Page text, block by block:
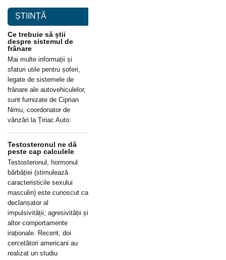
ȘTIINȚĂ
Ce trebuie să știi
despre sistemul de
frânare
Mai multe informații și
sfaturi utile pentru șoferi,
legate de sistemele de
frânare ale autovehiculelor,
sunt furnizate de Ciprian
Nimu, coordonator de
vânzări la Țiriac Auto:
Testosteronul ne dă
peste cap calculele
Testosteronul, hormonul
bărbăției (stimulează
caracteristicile sexului
masculin) este cunoscut ca
declanșator al
impulsivității, agresivității și
altor comportamente
iraționale. Recent, doi
cercetători americani au
realizat un studiu